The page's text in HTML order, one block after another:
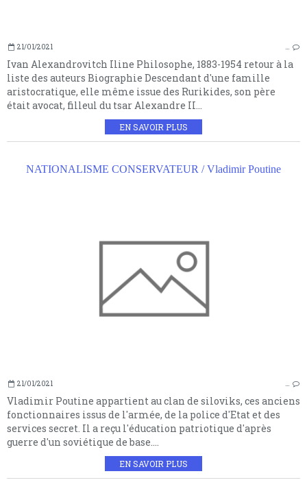
21/01/2021 …
Ivan Alexandrovitch Iline Philosophe, 1883-1954 retour à la
liste des auteurs Biographie Descendant d'une famille
aristocratique, elle même issue des Rurikides, son père
était avocat, filleul du tsar Alexandre II...
EN SAVOIR PLUS
NATIONALISME CONSERVATEUR / Vladimir Poutine
21/01/2021 …
Vladimir Poutine appartient au clan de siloviks, ces anciens
fonctionnaires issus de l'armée, de la police d'Etat et des
services secret. Il a reçu l'éducation patriotique d'après
guerre d'un soviétique de base....
EN SAVOIR PLUS